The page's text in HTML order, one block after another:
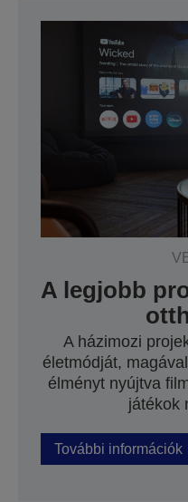
A legjobb
A házimozi
életmódját,
élményt nyújtva
játékok
További információk